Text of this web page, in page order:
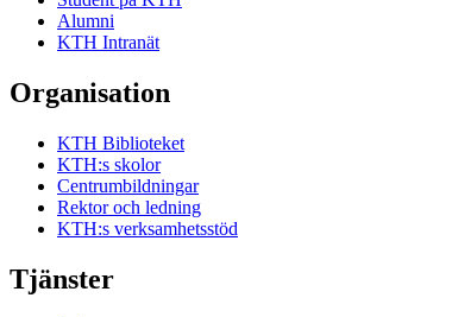
Alumni
KTH Intranät
Organisation
KTH Biblioteket
KTH:s skolor
Centrumbildningar
Rektor och ledning
KTH:s verksamhetsstöd
Tjänster